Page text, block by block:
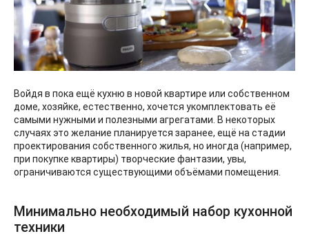
Войдя в пока ещё кухню в новой квартире или собственном
доме, хозяйке, естественно, хочется укомплектовать её
самыми нужными и полезными агрегатами. В некоторых
случаях это желание планируется заранее, ещё на стадии
проектирования собственного жилья, но иногда (например,
при покупке квартиры) творческие фантазии, увы,
ограничиваются существующими объёмами помещения.
Минимально необходимый набор кухонной
техники